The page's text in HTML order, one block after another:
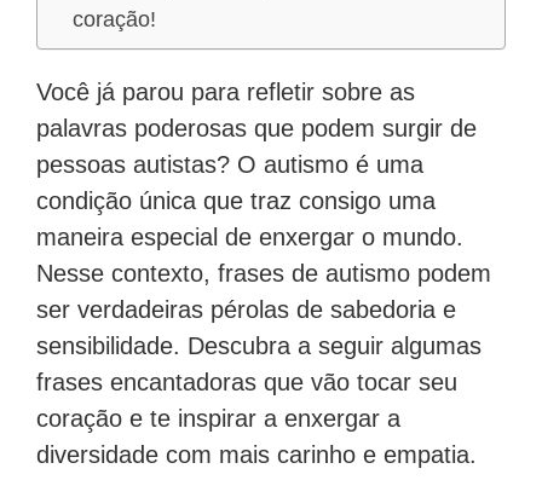
coração!
Você já parou para refletir sobre as
palavras poderosas que podem surgir de
pessoas autistas? O autismo é uma
condição única que traz consigo uma
maneira especial de enxergar o mundo.
Nesse contexto, frases de autismo podem
ser verdadeiras pérolas de sabedoria e
sensibilidade. Descubra a seguir algumas
frases encantadoras que vão tocar seu
coração e te inspirar a enxergar a
diversidade com mais carinho e empatia.